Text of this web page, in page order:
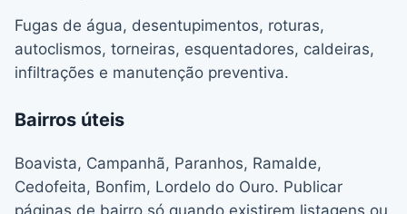
Fugas de água, desentupimentos, roturas,
autoclismos, torneiras, esquentadores, caldeiras,
infiltrações e manutenção preventiva.
Bairros úteis
Boavista, Campanhã, Paranhos, Ramalde,
Cedofeita, Bonfim, Lordelo do Ouro. Publicar
páginas de bairro só quando existirem listagens ou